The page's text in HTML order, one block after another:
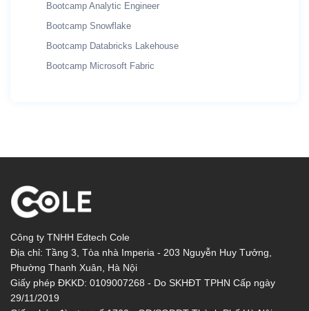
Bootcamp Analytic Engineer
Bootcamp Snowflake
Bootcamp Databricks Lakehouse
Bootcamp Microsoft Fabric
Công ty TNHH Edtech Cole
Địa chỉ: Tầng 3, Tòa nhà Imperia - 203 Nguyễn Huy Tưởng,
Phường Thanh Xuân, Hà Nội
Giấy phép ĐKKD: 0109007268 - Do SKHĐT TPHN Cấp ngày
29/11/2019